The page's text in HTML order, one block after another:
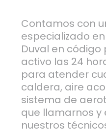
Contamos con
especializado
Duval en código
activo las 24
para atender
caldera, aire
sistema de
que llamarnos y
nuestros